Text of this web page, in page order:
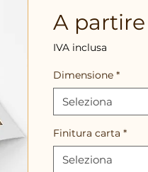
A
IVA inclusa
Dimensione *
Seleziona
Finitura carta *
Seleziona